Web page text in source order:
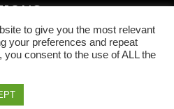
to give you the most relevant
your preferences and repeat
you consent to the use of ALL the